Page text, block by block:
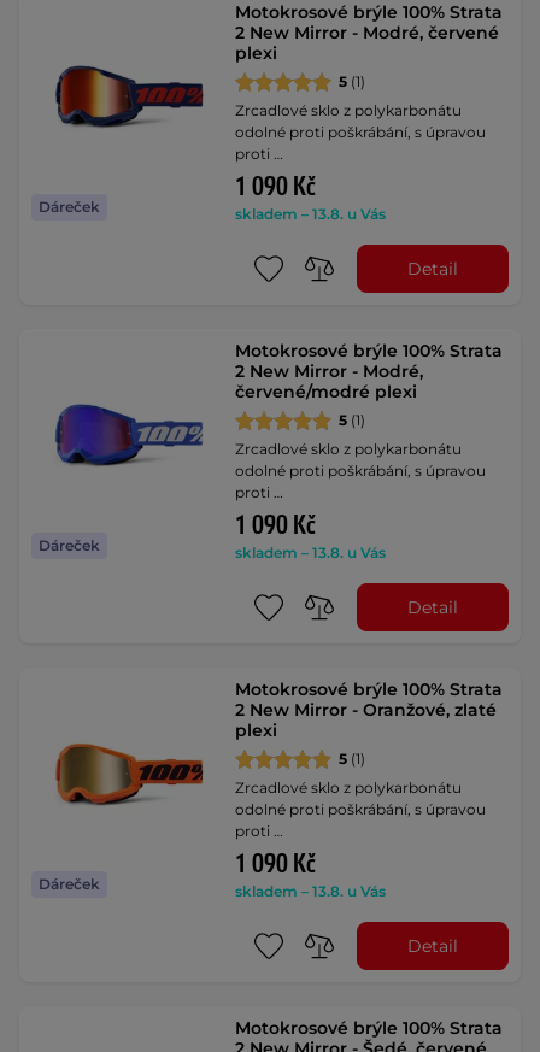
Dáreček
Motokrosové brýle 100% Strata
2 New Mirror - Modré, červené
plexi
5 (1)
Zrcadlové sklo z polykarbonátu
odolné proti poškrábání, s úpravou
proti …
1 090 Kč
skladem – 13.8. u Vás
Detail
Dáreček
Motokrosové brýle 100% Strata
2 New Mirror - Modré,
červené/modré plexi
5 (1)
Zrcadlové sklo z polykarbonátu
odolné proti poškrábání, s úpravou
proti …
1 090 Kč
skladem – 13.8. u Vás
Detail
Dáreček
Motokrosové brýle 100% Strata
2 New Mirror - Oranžové, zlaté
plexi
5 (1)
Zrcadlové sklo z polykarbonátu
odolné proti poškrábání, s úpravou
proti …
1 090 Kč
skladem – 13.8. u Vás
Detail
Motokrosové brýle 100% Strata